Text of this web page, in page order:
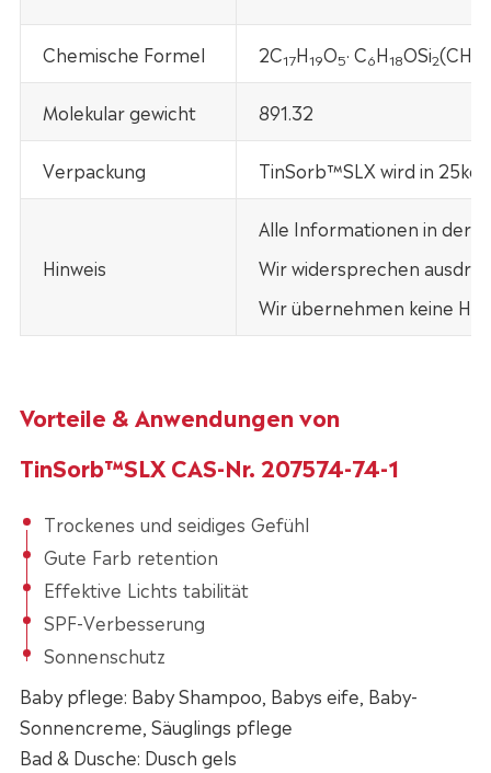
Chemische Formel 2C17H19O5· C6H18OSi2(CH
Molekular gewicht 891.32
Verpackung TinSorb™SLX wird in
Hinweis
Alle Informationen in der
Wir widersprechen
Wir übernehmen keine
Vorteile & Anwendungen von
TinSorb™SLX CAS-Nr. 207574-74-1
Trockenes und seidiges Gefühl
Gute Farb retention
Effektive Lichts tabilität
SPF-Verbesserung
Sonnenschutz
Baby pflege: Baby Shampoo, Babys eife, Baby-
Sonnencreme, Säuglings pflege
Bad & Dusche: Dusch gels